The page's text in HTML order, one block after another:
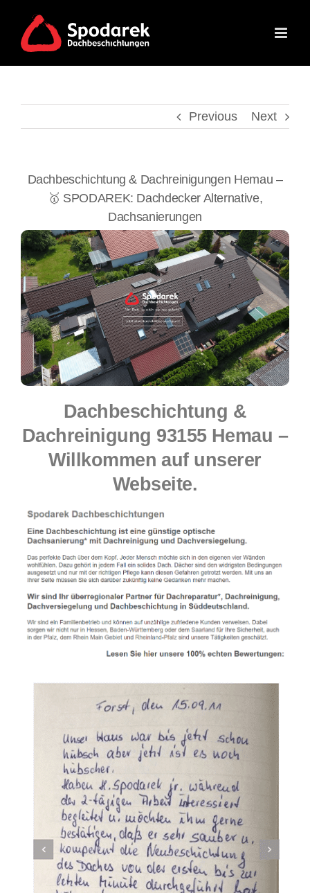
content
Previous Next
Dachbeschichtung & Dachreinigungen Hemau –
🥇 SPODAREK: Dachdecker Alternative,
Dachsanierungen
Dachbeschichtung &
Dachreinigung 93155 Hemau –
Willkommen auf unserer
Webseite.